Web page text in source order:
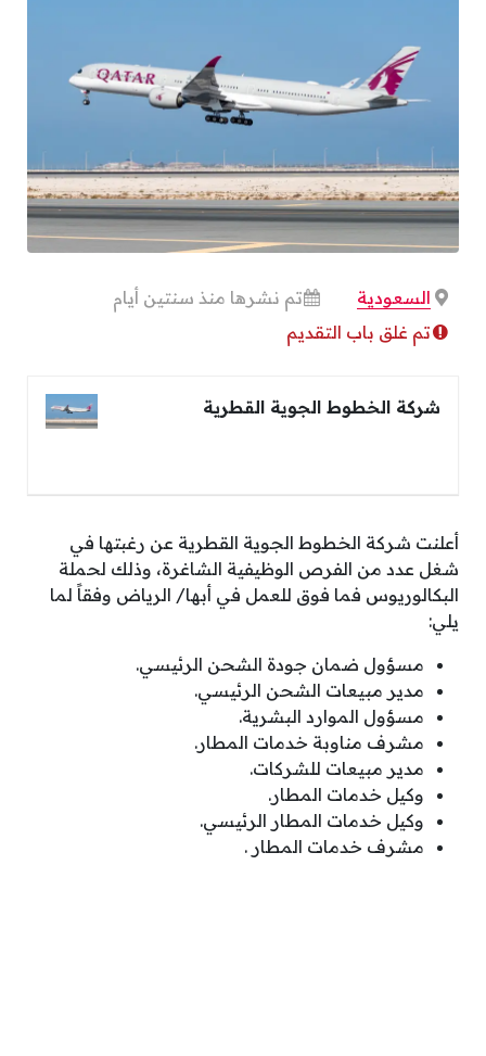
السعودية
تم نشرها منذ سنتين أيام
تم غلق باب التقديم
شركة الخطوط الجوية القطرية
أعلنت شركة الخطوط الجوية القطرية عن رغبتها في
شغل عدد من الفرص الوظيفية الشاغرة، وذلك لحملة
البكالوريوس فما فوق للعمل في أبها/ الرياض وفقاً لما
يلي:
⁠مسؤول ضمان جودة الشحن الرئيسي.
⁠مدير مبيعات الشحن الرئيسي.
مسؤول الموارد البشرية.
مشرف مناوبة خدمات المطار.
⁠مدير مبيعات للشركات.
وكيل خدمات المطار.
⁠وكيل خدمات المطار الرئيسي.
مشرف خدمات المطار .